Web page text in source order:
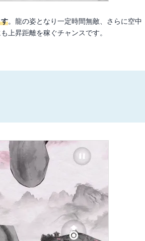
。龍の姿となり一定時間無敵、さらに空中
上昇距離を稼ぐチャンスです。